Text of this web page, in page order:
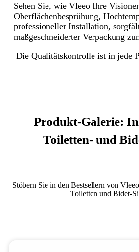
Sehen Sie, wie Vleeo Ihre
Oberflächenbesprühung,
professioneller Installation,
maßgeschneiderter Verpackung
Die Qualitätskontrolle ist in jede
Produkt-Galerie:
Toiletten- und
Stöbern Sie in den Bestsellern von
Toiletten und Bidet-